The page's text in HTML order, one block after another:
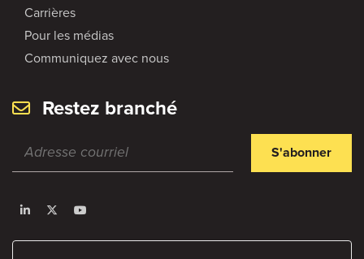
Carrières
Pour les médias
Communiquez avec nous
Restez branché
S'abonner